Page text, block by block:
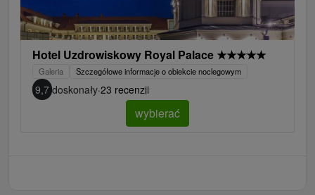
Hotel Uzdrowiskowy Royal Palace ★★★★★
Galeria Szczegółowe informacje o obiekcie noclegowym
9,7 doskonały·23 recenzji
wybierać